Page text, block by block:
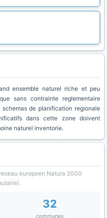
ensemble naturel riche et peu
sans contrainte reglementaire
de planification regionale
dans cette zone doivent
naturel inventorie.
europeen Natura 2000
32
communes